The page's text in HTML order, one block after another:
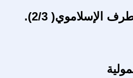
الإسلاموي( 2/3).